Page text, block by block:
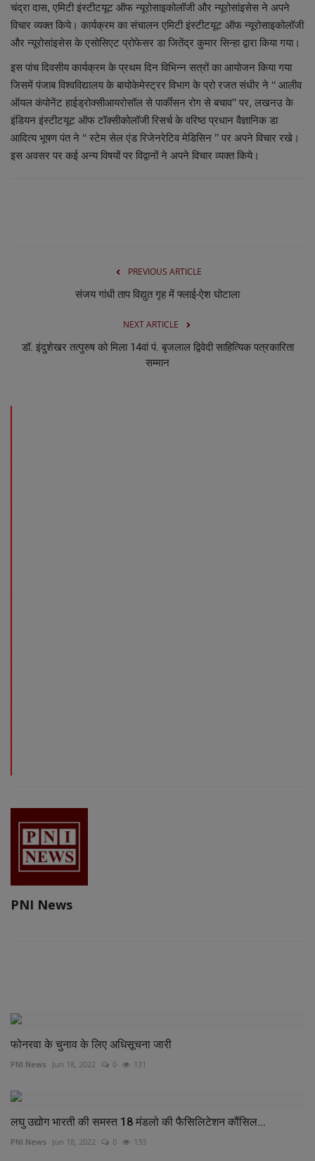
चंद्रा दास, एमिटी इंस्टीटयूट ऑफ न्यूरोसाइकोलॉजी और न्यूरोसांइसेस ने अपने
विचार व्यक्त किये। कार्यक्रम का संचालन एमिटी इंस्टीटयूट ऑफ न्यूरोसाइकोलॉजी
और न्यूरोसांइसेस के एसोसिएट प्रोफेसर डा जितेंद्र कुमार सिन्हा द्वारा किया गया।
इस पांच दिवसीय कार्यक्रम के प्रथम दिन विभिन्न सत्रों का आयोजन किया गया
जिसमें पंजाब विश्वविद्यालय के बायोकेमेस्ट्रर विभाग के प्रो रजत संधीर ने ‘‘ आलीव
ऑयल कंपोनेंट हाईड्रोक्सीआयरोसॉल से पार्कीसन रोग से बचाव’’ पर, लखनउ के
इंडियन इंस्टीटयूट ऑफ टॉक्सीकोलॉजी रिसर्च के वरिष्ठ प्रधान वैज्ञानिक डा
आदित्य भूषण पंत ने ‘‘ स्टेम सेल एंड रिजेनरेटिव मेडिसिन ’’ पर अपने विचार रखे।
इस अवसर पर कई अन्य विषयों पर विद्वानों ने अपने विचार व्यक्त किये।
PREVIOUS ARTICLE
संजय गांधी ताप विद्युत गृह में फ्लाई-ऐश घोटाला
NEXT ARTICLE
डॉ. इंदुशेखर तत्पुरुष को मिला 14वां पं. बृजलाल द्विवेदी साहित्यिक पत्रकारिता
सम्मान
PNI News
फोनरवा के चुनाव के लिए अधिसूचना जारी
PNI News Jun 18, 2022 0 131
लघु उद्योग भारती की समस्त 18 मंडलो की फैसिलिटेशन कौंसिल...
PNI News Jun 18, 2022 0 133